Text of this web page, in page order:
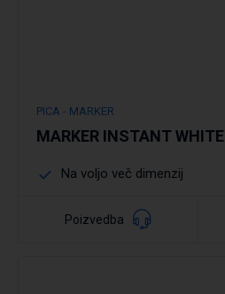
PICA - MARKER
MARKER INSTANT WHITE
Na voljo več dimenzij
Poizvedba